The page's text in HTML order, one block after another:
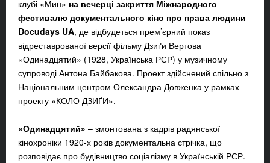
клубі «Мин» на вечерці закриття Міжнародного
фестивалю документального кіно про права людини
Docudays UA, де відбудеться прем’єрний показ
відреставрованої версії фільму Дзиґи Вертова
«Одинадцятий» (1928, Українська РСР) у музичному
супроводі Антона Байбакова. Проект здійснений спільно з
Національним центром Олександра Довженка у рамках
проекту «КОЛО ДЗИҐИ».
«Одинадцятий» – змонтована з кадрів радянської
кінохроніки 1920-х років документальна стрічка, що
розповідає про будівництво соціалізму в Українській РСР.